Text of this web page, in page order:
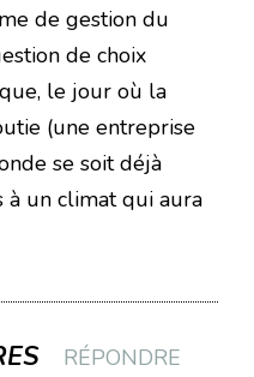
de gestion du
de choix
le jour où la
(une entreprise
se soit déjà
un climat qui aura
RÉPONDRE